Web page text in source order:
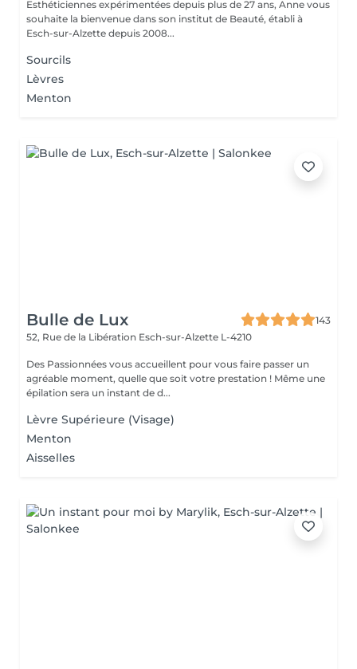
Esthéticiennes expérimentées depuis plus de 27 ans, Anne vous
souhaite la bienvenue dans son institut de Beauté, établi à
Esch-sur-Alzette depuis 2008...
Sourcils
Lèvres
Menton
Bulle de Lux
143
52, Rue de la Libération Esch-sur-Alzette L-4210
Des Passionnées vous accueillent pour vous faire passer un
agréable moment, quelle que soit votre prestation ! Même une
épilation sera un instant de d...
Lèvre Supérieure (Visage)
Menton
Aisselles